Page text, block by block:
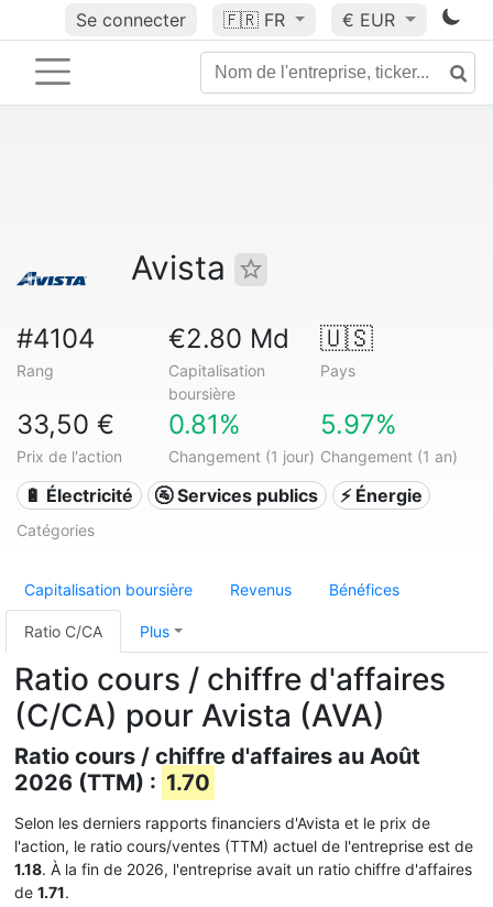
Se connecter 🇫🇷 FR € EUR
Avista
#4104
Rang
€2.80 Md
Capitalisation
boursière
🇺🇸
Pays
33,50 €
Prix de l'action
0.81%
Changement (1 jour)
5.97%
Changement (1 an)
🔋 Électricité 🚰 Services publics ⚡ Énergie
Catégories
Capitalisation boursière Revenus Bénéfices
Ratio C/CA Plus
Ratio cours / chiffre d'affaires
(C/CA) pour Avista (AVA)
Ratio cours / chiffre d'affaires au Août
2026 (TTM) : 1.70
Selon les derniers rapports financiers d'Avista et le prix de
l'action, le ratio cours/ventes (TTM) actuel de l'entreprise est de
1.18. À la fin de 2026, l'entreprise avait un ratio chiffre d'affaires
de 1.71.